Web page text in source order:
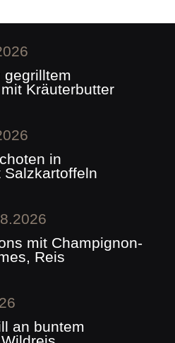
gegrilltem
Kräuterbutter
in
Salzkartoffeln
mit Champignon-
Reis
an buntem